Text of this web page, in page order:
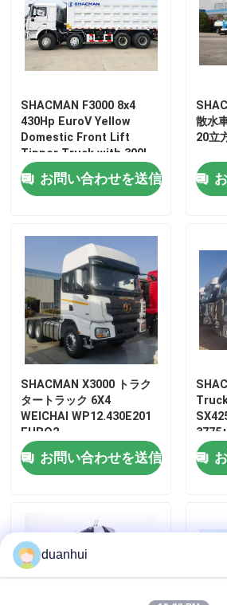
製品
わたしたち に つい て
SHACMAN F3000 8x4
430Hp EuroV Yellow
Domestic Front Lift
Tipper Truck with 300L
Fuel Tank and 12.00R20
Tiresお問い合わせを送信
散水
20立
SHACMAN X3000 トラク
タートラック 6X4
WEICHAI WP12.430E201
EURO2
お問い合わせを送信
for
duanhui